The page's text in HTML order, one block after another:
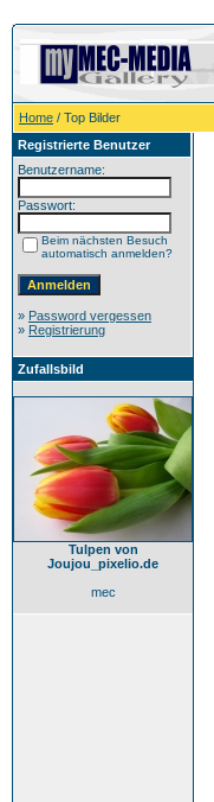
Home / Top Bilder
Registrierte Benutzer
Benutzername:
Passwort:
Beim nächsten Besuch
automatisch anmelden?
» Password vergessen
» Registrierung
Zufallsbild
Tulpen von
Joujou_pixelio.de
mec